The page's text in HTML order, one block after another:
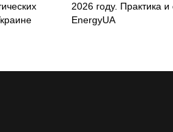
2026 году. Практика и
EnergyUA